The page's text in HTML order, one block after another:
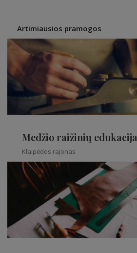
Artimiausios pramogos
Medžio raižinių edukacija
Klaipėdos rajonas